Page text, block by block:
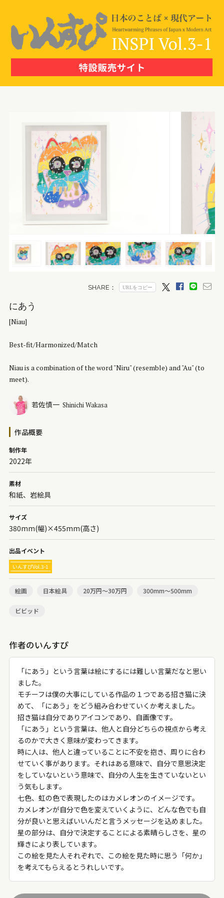
にあう
[Niau]
Best-fit/Harmonized/Match
Niau is a combination of the word "Niru" (resemble) and "Au" (to
meet).
若佐慎一 Shinichi Wakasa
作品概要
制作年
2022年
素材
和紙、岩絵具
サイズ
380mm(幅)×455mm(高さ)
出品イベント
いんすぴVol.3-1
絵画 日本絵具 20万円～30万円 300mm～500mm
ビビッド
作者のいんすぴ
「にあう」という言葉は絵にするには難しい言葉だなと思い
ました。
モチーフは僕の大事にしている作品の１つである招き猫に決
めて、「にあう」をどう組み合わせていくか考えました。
招き猫は自分でありアイコンであり、自画像です。
「にあう」という言葉は、他人と自分どちらの視点から考え
るのかで大きく意味が変わってきます。
時に人は、他人と違っていることに不安を抱き、周りに合わ
せていく事があります。それはある意味で、自分で意思決定
をしていないという意味で、自分の人生を生きていないとい
う気もします。
七色、虹の色で表現したのはカメレオンのイメージです。
カメレオンが自分で色を変えていくように、どんな色でも自
分が良いと思えばいいんだと言うメッセージを込めました。
星の部分は、自分で決定することによる素晴らしさを、星の
輝きにより表しています。
この絵を見た人それぞれで、この絵を見た時に思う「何か」
を考えてもらえるとうれしいです。